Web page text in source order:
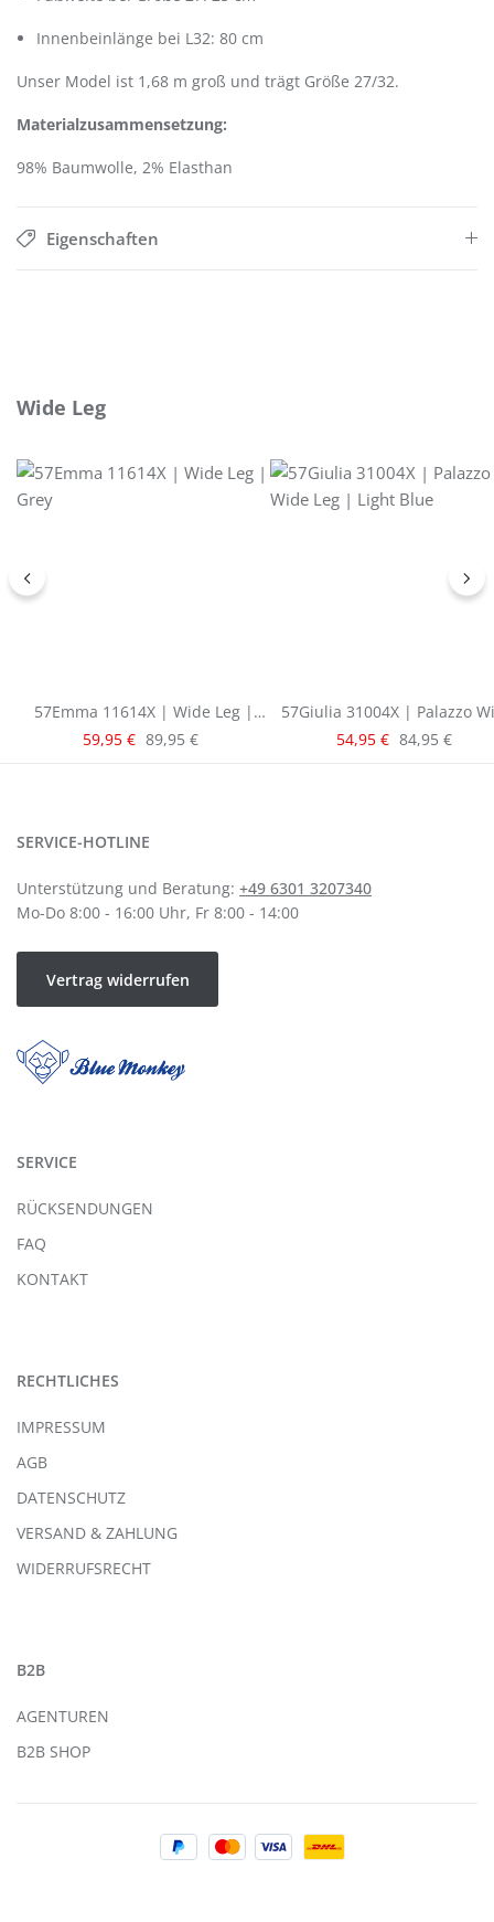
Innenbeinlänge bei L32: 80 cm
Unser Model ist 1,68 m groß und trägt Größe 27/32.
Materialzusammensetzung:
98% Baumwolle, 2% Elasthan
Eigenschaften
Produktgalerie überspringen
Wide Leg
57Emma 11614X | Wide Leg |
Grey
Verkaufspreis:
59,95 € Regulärer Preis:
89,95 €
57Giulia 31004X | Palazzo
Leg | Light Blue
Verkaufspreis:
54,95 € Regulärer
84,95 €
SERVICE-HOTLINE
Unterstützung und Beratung: +49 6301 3207340
Mo-Do 8:00 - 16:00 Uhr, Fr 8:00 - 14:00
Vertrag widerrufen
SERVICE
RÜCKSENDUNGEN
FAQ
KONTAKT
RECHTLICHES
IMPRESSUM
AGB
DATENSCHUTZ
VERSAND & ZAHLUNG
WIDERRUFSRECHT
B2B
AGENTUREN
B2B SHOP